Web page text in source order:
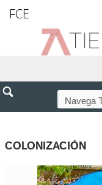
FCE
COLONIZACIÓN